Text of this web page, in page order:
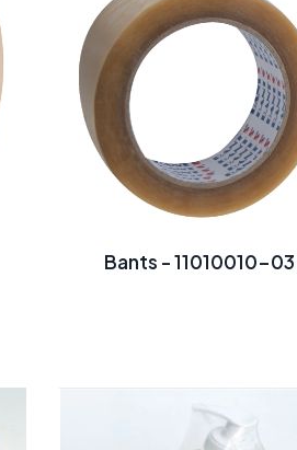
Bants - 11010010-03